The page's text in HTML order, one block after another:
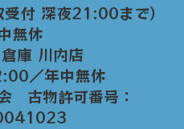
付 深夜21:00まで）
無休
庫 川内店
／年中無休
古物許可番号：